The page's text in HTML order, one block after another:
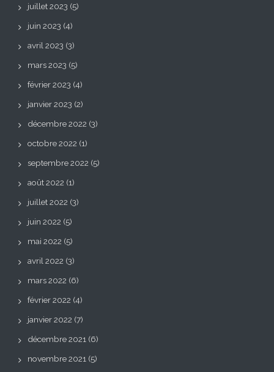
juillet 2023 (5)
juin 2023 (4)
avril 2023 (3)
mars 2023 (5)
février 2023 (4)
janvier 2023 (2)
décembre 2022 (3)
octobre 2022 (1)
septembre 2022 (5)
août 2022 (1)
juillet 2022 (3)
juin 2022 (5)
mai 2022 (5)
avril 2022 (3)
mars 2022 (6)
février 2022 (4)
janvier 2022 (7)
décembre 2021 (6)
novembre 2021 (5)